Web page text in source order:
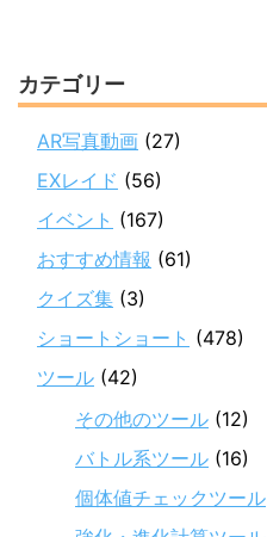
カテゴリー
AR写真動画 (27)
EXレイド (56)
イベント (167)
おすすめ情報 (61)
クイズ集 (3)
ショートショート (478)
ツール (42)
その他のツール (12)
バトル系ツール (16)
個体値チェックツール